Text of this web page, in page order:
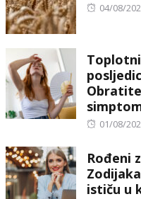
Posted
04/08/
Posted
01/08/
Rođeni
ističu u